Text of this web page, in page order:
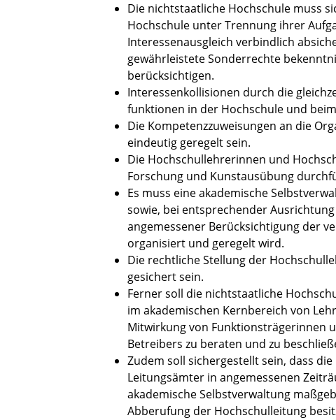
Die nichtstaatliche Hochschule muss
Hochschule unter Trennung ihrer
Interessenausgleich verbindlich
gewährleistete Sonderrechte
berücksichtigen.
Interessenkollisionen durch die
funktionen in der Hochschule und
Die Kompetenzzuweisungen an die
eindeutig geregelt sein.
Die Hochschullehrerinnen und
Forschung und Kunstausübung
Es muss eine akademische
sowie, bei entsprechender
angemessener Berücksichtigung der
organisiert und geregelt wird.
Die rechtliche Stellung der
gesichert sein.
Ferner soll die nichtstaatliche
im akademischen Kernbereich von
Mitwirkung von Funktionsträgerinnen
Betreibers zu beraten und zu
Zudem soll sichergestellt sein, dass
Leitungsämter in angemessenen
akademische Selbstverwaltung
Abberufung der Hochschulleitung